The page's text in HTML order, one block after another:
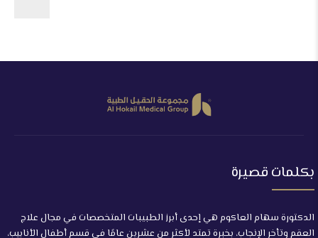
بكلمات قصيرة
الدكتورة سهام العاكوم هي إحدى أبرز الطبيبات المتخصصات في مجال علاج
العقم وتأخر الإنجاب، بخبرة تمتد لأكثر من عشرين عامًا في قسم أطفال الأنابيب،